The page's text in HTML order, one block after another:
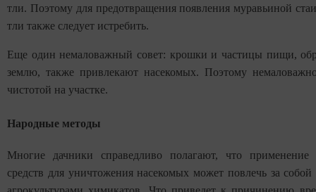
тли. Поэтому для предотвращения появления муравьиной
тли также следует истребить.
Еще один немаловажный совет: крошки и частицы пищи,
землю, также привлекают насекомых. Поэтому
чистотой на участке.
Народные методы
Многие дачники справедливо полагают, что применение
средств для уничтожения насекомых может повлечь за